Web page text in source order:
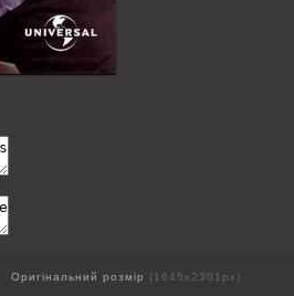
Оригінальний розмір
(1645x2301px)